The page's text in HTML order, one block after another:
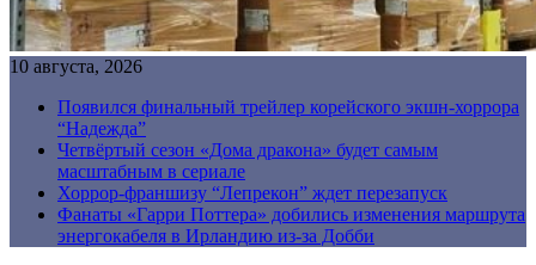
10 августа, 2026
Появился финальный трейлер корейского экшн-хоррора
“Надежда”
Четвёртый сезон «Дома дракона» будет самым
масштабным в сериале
Хоррор-франшизу “Лепрекон” ждет перезапуск
Фанаты «Гарри Поттера» добились изменения маршрута
энергокабеля в Ирландию из-за Добби